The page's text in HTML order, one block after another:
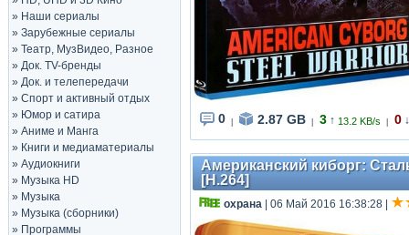
» Наши сериалы
» Зарубежные сериалы
» Театр, МузВидео, Разное
» Док. TV-бренды
» Док. и телепередачи
» Спорт и активный отдых
» Юмор и сатира
» Аниме и Манга
» Книги и медиаматериалы
» Аудиокниги
» Музыка HD
» Музыка
» Музыка (сборники)
» Программы
0 2.87 GB 3 ↑ 13.2 KB/s 0 ↓
Американский киборг:
[H.264]
охрана | 06 Май 2016 16:38:28